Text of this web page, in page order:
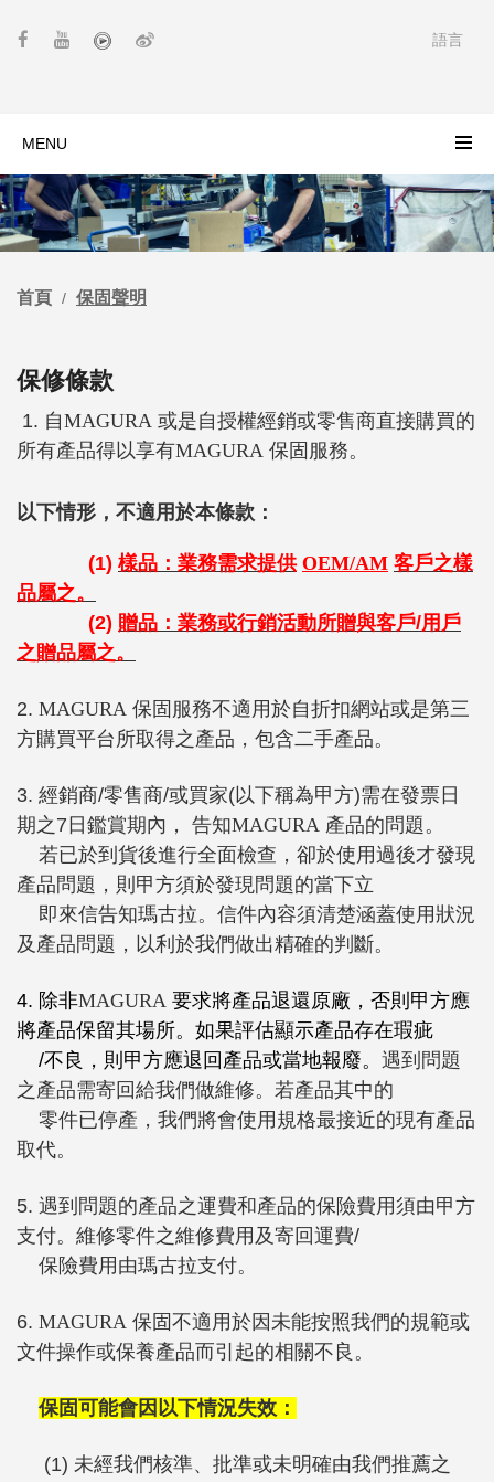
語言
MENU
首頁 保固聲明
保修條款
1. 自MAGURA 或是自授權經銷或零售商直接購買的
所有產品得以享有MAGURA 保固服務。
以下情形，不適用於本條款：
(1) 樣品：業務需求提供 OEM/AM 客戶之樣
品屬之。
(2) 贈品：業務或行銷活動所贈與客戶/用戶
之贈品屬之。
2. MAGURA 保固服務不適用於自折扣網站或是第三
方購買平台所取得之產品，包含二手產品。
3. 經銷商/零售商/或買家(以下稱為甲方)需在發票日
期之7日鑑賞期內， 告知MAGURA 產品的問題。
若已於到貨後進行全面檢查，卻於使用過後才發現
產品問題，則甲方須於發現問題的當下立
即來信告知瑪古拉。信件內容須清楚涵蓋使用狀況
及產品問題，以利於我們做出精確的判斷。
4. 除非MAGURA 要求將產品退還原廠，否則甲方應
將產品保留其場所。如果評估顯示產品存在瑕疵
/不良，則甲方應退回產品或當地報廢。 遇到問題
之產品需寄回給我們做維修。若產品其中的
零件已停產，我們將會使用規格最接近的現有產品
取代。
5. 遇到問題的產品之運費和產品的保險費用須由甲方
支付。維修零件之維修費用及寄回運費/
保險費用由瑪古拉支付。
6. MAGURA 保固不適用於因未能按照我們的規範或
文件操作或保養產品而引起的相關不良。
保固可能會因以下情況失效：
(1) 未經我們核準、批準或未明確由我們推薦之